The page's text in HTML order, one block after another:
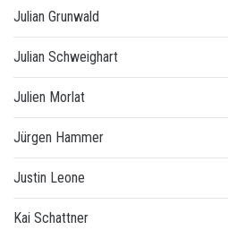
Julian Grunwald
Julian Schweighart
Julien Morlat
Jürgen Hammer
Justin Leone
Kai Schattner